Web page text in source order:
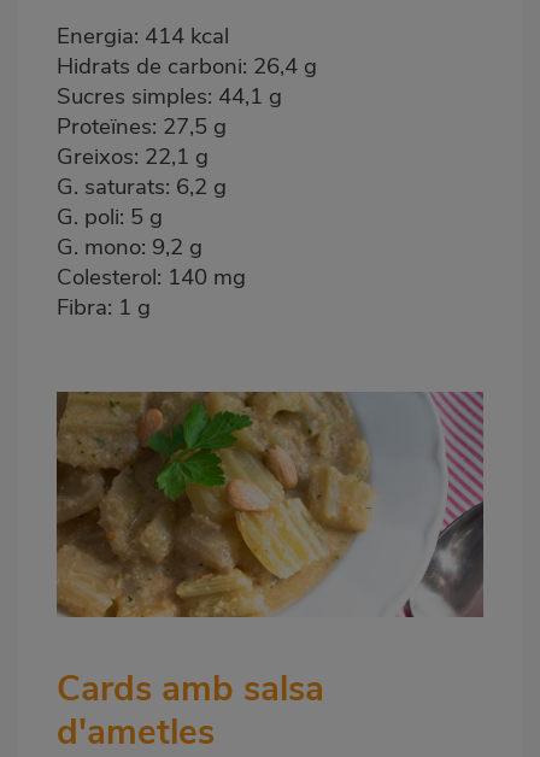
Energia: 414 kcal
Hidrats de carboni: 26,4 g
Sucres simples: 44,1 g
Proteïnes: 27,5 g
Greixos: 22,1 g
G. saturats: 6,2 g
G. poli: 5 g
G. mono: 9,2 g
Colesterol: 140 mg
Fibra: 1 g
Cards amb salsa
d'ametles